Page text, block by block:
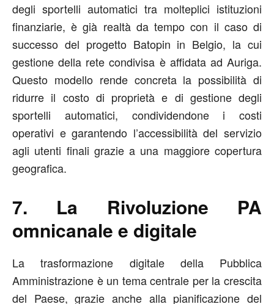
degli sportelli automatici tra molteplici istituzioni
finanziarie, è già realtà da tempo con il caso di
successo del progetto Batopin in Belgio, la cui
gestione della rete condivisa è affidata ad Auriga.
Questo modello rende concreta la possibilità di
ridurre il costo di proprietà e di gestione degli
sportelli automatici, condividendone i costi
operativi e garantendo l’accessibilità del servizio
agli utenti finali grazie a una maggiore copertura
geografica.
7. La Rivoluzione PA
omnicanale e digitale
La trasformazione digitale della Pubblica
Amministrazione è un tema centrale per la crescita
del Paese, grazie anche alla pianificazione del